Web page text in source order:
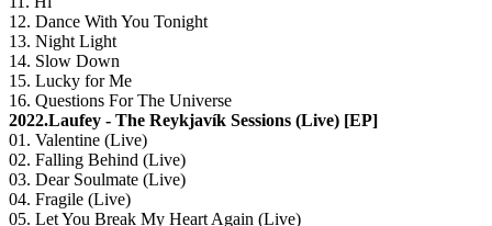
12. Dance With You Tonight
13. Night Light
14. Slow Down
15. Lucky for Me
16. Questions For The Universe
2022.Laufey - The Reykjavík Sessions (Live) [EP]
01. Valentine (Live)
02. Falling Behind (Live)
03. Dear Soulmate (Live)
04. Fragile (Live)
05. Let You Break My Heart Again (Live)